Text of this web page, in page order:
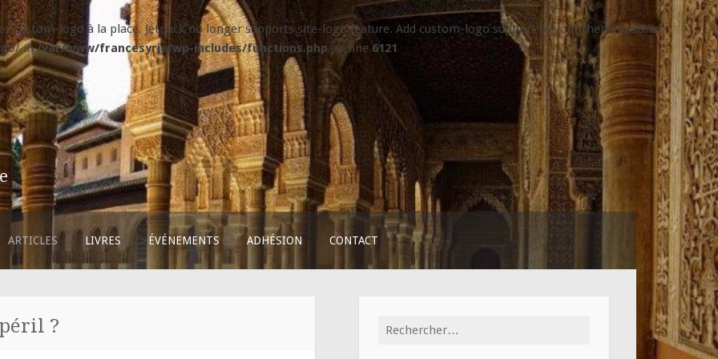
custom-logo à la place. Jetpack no longer supports site-logo feature. Add custom-logo support to your theme instead:
in/var/www/francesyrie/wp-includes/functions.php on line 6121
ARTICLES LIVRES ÉVÉNEMENTS ADHÉSION CONTACT
? Rechercher :